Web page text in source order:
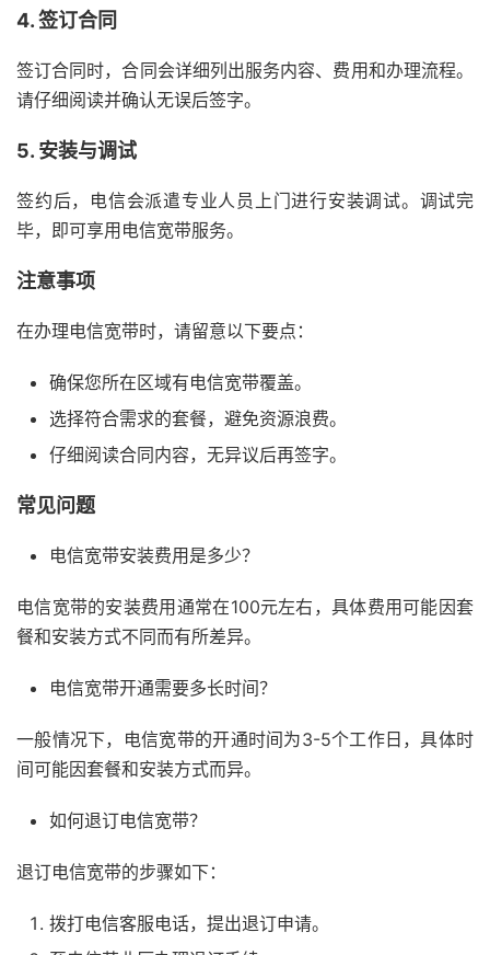
4. 签订合同
签订合同时，合同会详细列出服务内容、费用和办理流程。
请仔细阅读并确认无误后签字。
5. 安装与调试
签约后，电信会派遣专业人员上门进行安装调试。调试完
毕，即可享用电信宽带服务。
注意事项
在办理电信宽带时，请留意以下要点：
确保您所在区域有电信宽带覆盖。
选择符合需求的套餐，避免资源浪费。
仔细阅读合同内容，无异议后再签字。
常见问题
电信宽带安装费用是多少？
电信宽带的安装费用通常在100元左右，具体费用可能因套
餐和安装方式不同而有所差异。
电信宽带开通需要多长时间？
一般情况下，电信宽带的开通时间为3-5个工作日，具体时
间可能因套餐和安装方式而异。
如何退订电信宽带？
退订电信宽带的步骤如下：
拨打电信客服电话，提出退订申请。